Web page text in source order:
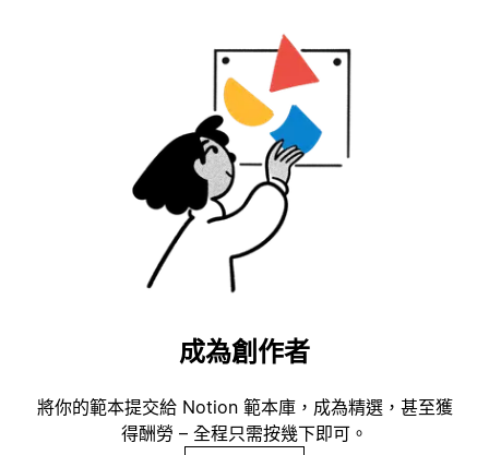
成為創作者
將你的範本提交給 Notion 範本庫，成為精選，甚至獲
得酬勞 – 全程只需按幾下即可。